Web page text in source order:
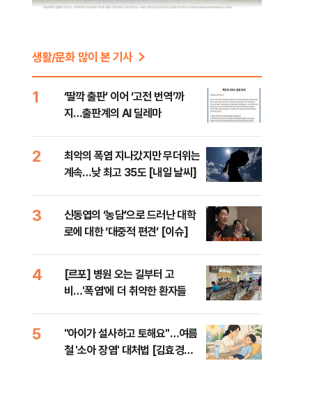
생활/문화 많이 본 기사
1
‘딸깍 출판’ 이어 ‘고전 번역’까
지…출판계의 AI 딜레마
2
최악의 폭염 지나갔지만 무더위는
계속…낮 최고 35도 [내일 날씨]
3
신동엽의 ‘농담’으로 드러난 대학
로에 대한 ‘대중적 편견’ [이슈]
4
[르포] 병원 오는 길부터 고
비…'폭염'에 더 취약한 환자들
5
"아이가 설사하고 토해요"…여름
철 '소아 장염' 대처법 [김효경의